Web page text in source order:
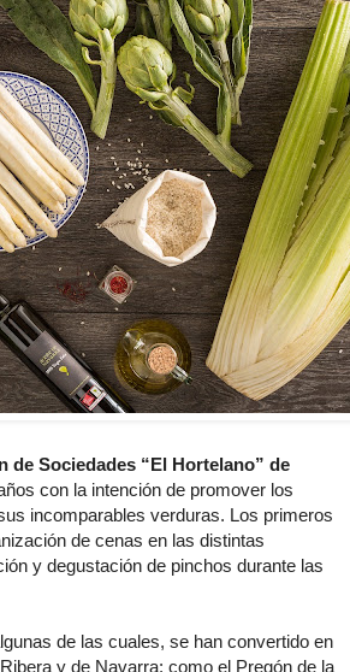
de Sociedades “El Hortelano” de
con la intención de promover los
incomparables verduras. Los primeros
de cenas en las distintas
y degustación de pinchos durante las
de las cuales, se han convertido en
y de Navarra: como el Pregón de la